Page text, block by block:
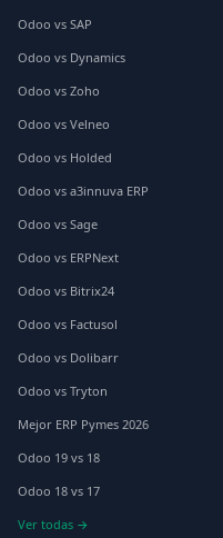
Odoo vs SAP
Odoo vs Dynamics
Odoo vs Zoho
Odoo vs Velneo
Odoo vs Holded
Odoo vs a3innuva ERP
Odoo vs Sage
Odoo vs ERPNext
Odoo vs Bitrix24
Odoo vs Factusol
Odoo vs Dolibarr
Odoo vs Tryton
Mejor ERP Pymes 2026
Odoo 19 vs 18
Odoo 18 vs 17
Ver todas →